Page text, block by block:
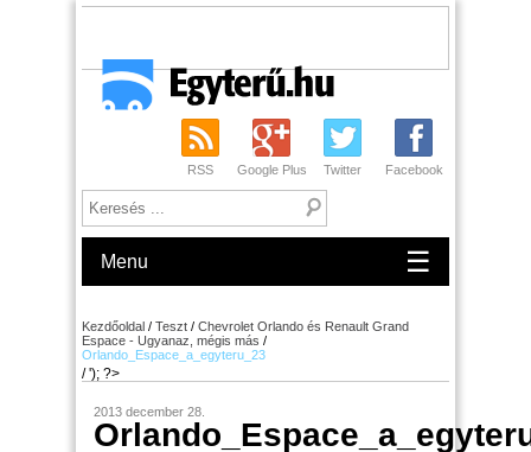
RSS Google Plus Twitter Facebook
Menu ☰
Kezdőoldal / Teszt / Chevrolet Orlando és Renault Grand
Espace - Ugyanaz, mégis más /
Orlando_Espace_a_egyteru_23
/ '); ?>
2013 december 28.